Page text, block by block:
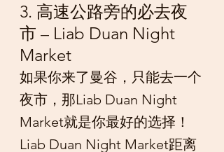
3. 高速公路旁的必去夜
市 – Liab Duan Night
Market
如果你来了曼谷，只能去一个
夜市，那Liab Duan Night
Market就是你最好的选择！
Liab Duan Night Market距离